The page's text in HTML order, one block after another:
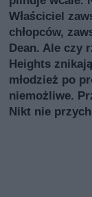
Właściciel
chłopców,
Dean. Ale czy
Heights
młodzież po
niemożliwe.
Nikt nie